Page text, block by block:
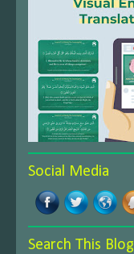
Social Media
Search This Blog